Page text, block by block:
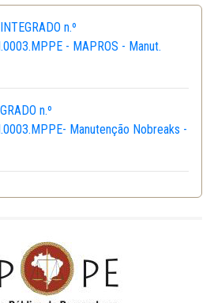
n.º
- MAPROS - Manut.
n.º
Manutenção Nobreaks -